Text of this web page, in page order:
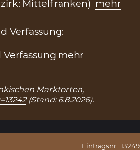
Mittelfranken) mehr
Verfassung:
mehr
Marktorten,
(Stand: 6.8.2026).
Eintragsnr.: 13249